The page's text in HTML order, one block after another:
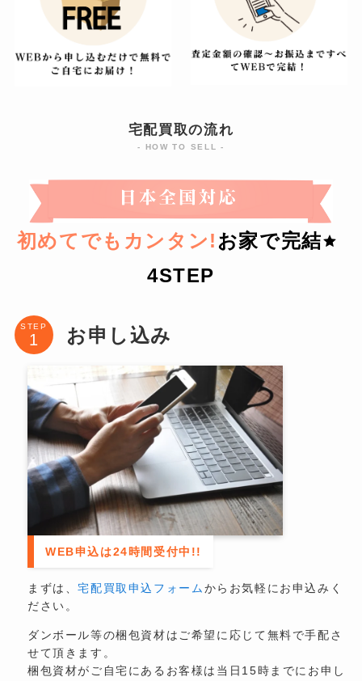
宅配買取の流れ
- HOW TO SELL -
初めてでもカンタン! お家で完結
4STEP
STEP お申し込み
WEB申込は24時間受付中!!
まずは、宅配買取申込フォームからお気軽にお申込みく
ださい。
ダンボール等の梱包資材はご希望に応じて無料で手配さ
せて頂きます。
梱包資材がご自宅にあるお客様は当日15時までにお申し